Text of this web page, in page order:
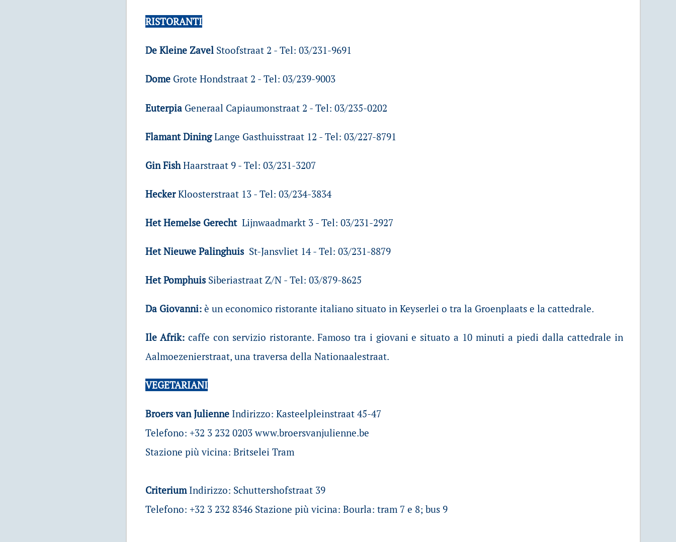
RISTORANTI
De Kleine Zavel Stoofstraat 2 - Tel: 03/231-9691
Dome Grote Hondstraat 2 - Tel: 03/239-9003
Euterpia Generaal Capiaumonstraat 2 - Tel: 03/235-0202
Flamant DiningLange Gasthuisstraat 12 - Tel: 03/227-8791
Gin FishHaarstraat 9 - Tel: 03/231-3207
HeckerKloosterstraat 13 - Tel: 03/234-3834
Het Hemelse Gerecht Lijnwaadmarkt 3 - Tel: 03/231-2927
Het Nieuwe Palinghuis St-Jansvliet 14 - Tel: 03/231-8879
Het Pomphuis Siberiastraat Z/N - Tel: 03/879-8625
Da Giovanni:è un economico ristorante italiano situato in Keyserlei o tra la Groenplaats e la cattedrale.
Ile Afrik: caffe con servizio ristorante. Famoso tra i giovani e situato a 10 minuti a piedi dalla cattedrale in
Aalmoezenierstraat, una traversa della Nationaalestraat.
VEGETARIANI
Broers van Julienne Indirizzo: Kasteelpleinstraat 45-47
Telefono: +32 3 232 0203 www.broersvanjulienne.be
Stazione più vicina: Britselei Tram
Criterium Indirizzo: Schuttershofstraat 39
Telefono: +32 3 232 8346 Stazione più vicina: Bourla: tram 7 e 8; bus 9